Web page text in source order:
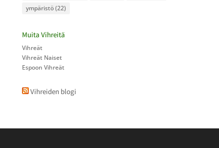
ympäristö(22)
Muita Vihreitä
Vihreät
Vihreät Naiset
Espoon Vihreät
Vihreiden blogi